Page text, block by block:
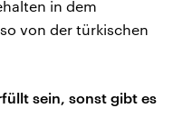
in dem
von der türkischen
sein, sonst gibt es